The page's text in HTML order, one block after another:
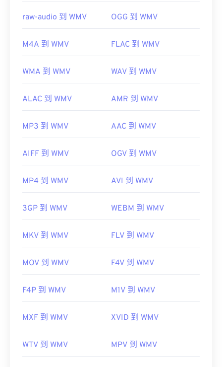
https://en.wikipedia.org/wiki/
raw-audio 到 WMV OGG 到 WMV
M4A 到 WMV FLAC 到 WMV
WMA 到 WMV WAV 到 WMV
ALAC 到 WMV AMR 到 WMV
MP3 到 WMV AAC 到 WMV
AIFF 到 WMV OGV 到 WMV
MP4 到 WMV AVI 到 WMV
3GP 到 WMV WEBM 到 WMV
MKV 到 WMV FLV 到 WMV
MOV 到 WMV F4V 到 WMV
F4P 到 WMV M1V 到 WMV
MXF 到 WMV XVID 到 WMV
WTV 到 WMV MPV 到 WMV